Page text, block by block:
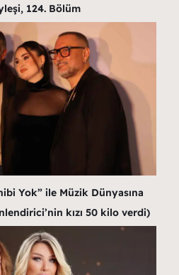
124. Bölüm
Yok” ile Müzik Dünyasına
kızı 50 kilo verdi)